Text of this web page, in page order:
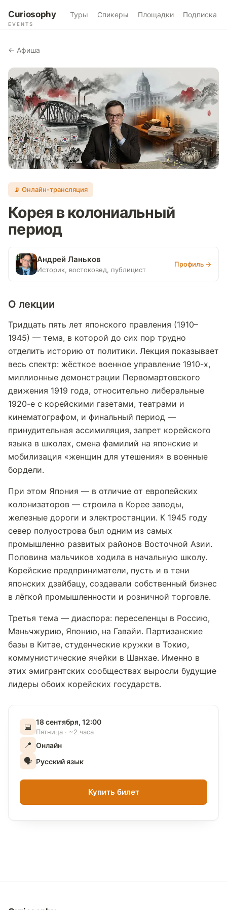
Curiosophy
EVENTS
Туры Спикеры Площадки Подписка
← Афиша
📡 Онлайн-трансляция
Корея в колониальный
период
Андрей Ланьков
Историк, востоковед, публицист
Профиль →
О лекции
Тридцать пять лет японского правления (1910–
1945) — тема, в которой до сих пор трудно
отделить историю от политики. Лекция показывает
весь спектр: жёсткое военное управление 1910-х,
миллионные демонстрации Первомартовского
движения 1919 года, относительно либеральные
1920-е с корейскими газетами, театрами и
кинематографом, и финальный период —
принудительная ассимиляция, запрет корейского
языка в школах, смена фамилий на японские и
мобилизация «женщин для утешения» в военные
бордели.
При этом Япония — в отличие от европейских
колонизаторов — строила в Корее заводы,
железные дороги и электростанции. К 1945 году
север полуострова был одним из самых
промышленно развитых районов Восточной Азии.
Половина мальчиков ходила в начальную школу.
Корейские предприниматели, пусть и в тени
японских дзайбацу, создавали собственный бизнес
в лёгкой промышленности и розничной торговле.
Третья тема — диаспора: переселенцы в Россию,
Маньчжурию, Японию, на Гавайи. Партизанские
базы в Китае, студенческие кружки в Токио,
коммунистические ячейки в Шанхае. Именно в
этих эмигрантских сообществах выросли будущие
лидеры обоих корейских государств.
📅 18 сентября, 12:00
Пятница · ~2 часа
📍 Онлайн
🗣 Русский язык
Купить билет